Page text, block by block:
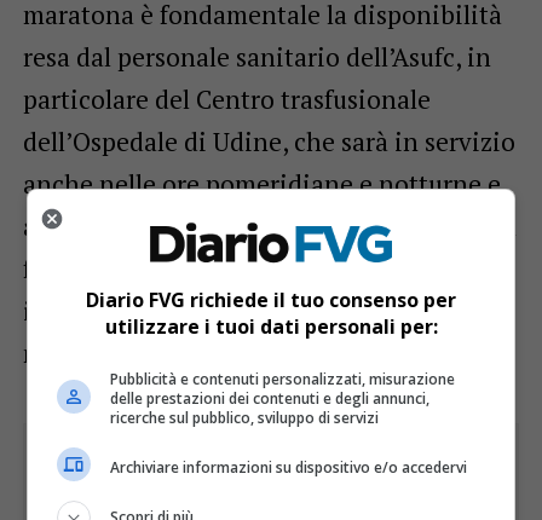
maratona è fondamentale la disponibilità
resa dal personale sanitario dell’Asufc, in
particolare del Centro trasfusionale
dell’Ospedale di Udine, che sarà in servizio
anche nelle ore pomeridiane e notturne e
a cui va la nostra gratitudine. Siamo in una
fase storica di denatalità e dobbiamo fare
in modo che negli ospedali non manchi
mai una sola goccia di sangue”.
Diario FVG richiede il tuo consenso per
utilizzare i tuoi dati personali per:
Pubblicità e contenuti personalizzati, misurazione
delle prestazioni dei contenuti e degli annunci,
ricerche sul pubblico, sviluppo di servizi
Archiviare informazioni su dispositivo e/o accedervi